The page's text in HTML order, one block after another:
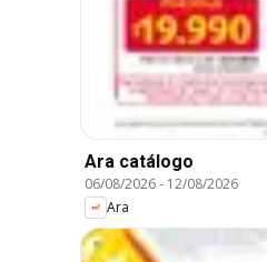
Ara catálogo
06/08/2026- 12/08/2026
Ara